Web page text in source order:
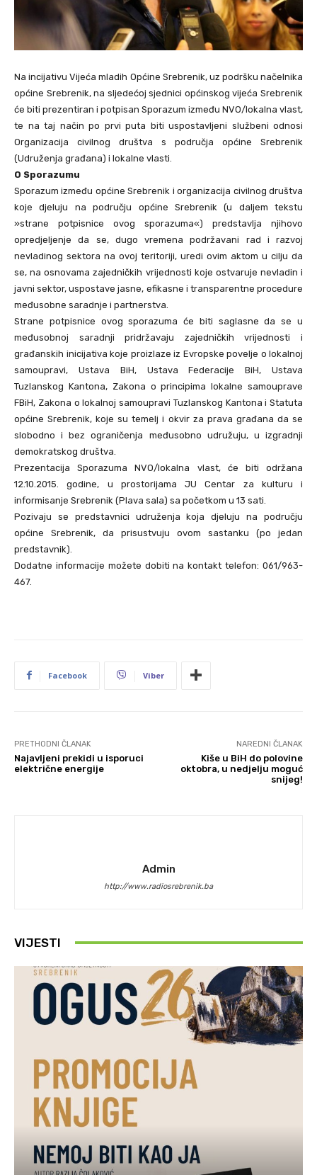
Na incijativu Vijeća mladih Općine Srebrenik, uz podršku načelnika
općine Srebrenik, na sljedećoj sjednici općinskog vijeća Srebrenik
će biti prezentiran i potpisan Sporazum između NVO/lokalna vlast,
te na taj način po prvi puta biti uspostavljeni službeni odnosi
Organizacija civilnog društva s područja općine Srebrenik
(Udruženja građana) i lokalne vlasti.
O Sporazumu
Sporazum između općine Srebrenik i organizacija civilnog društva
koje djeluju na području općine Srebrenik (u daljem tekstu
»strane potpisnice ovog sporazuma«) predstavlja njihovo
opredjeljenje da se, dugo vremena podržavani rad i razvoj
nevladinog sektora na ovoj teritoriji, uredi ovim aktom u cilju da
se, na osnovama zajedničkih vrijednosti koje ostvaruje nevladin i
javni sektor, uspostave jasne, efikasne i transparentne procedure
međusobne saradnje i partnerstva.
Strane potpisnice ovog sporazuma će biti saglasne da se u
međusobnoj saradnji pridržavaju zajedničkih vrijednosti i
građanskih inicijativa koje proizlaze iz Evropske povelje o lokalnoj
samoupravi, Ustava BiH, Ustava Federacije BiH, Ustava
Tuzlanskog Kantona, Zakona o principima lokalne samouprave
FBiH, Zakona o lokalnoj samoupravi Tuzlanskog Kantona i Statuta
općine Srebrenik, koje su temelj i okvir za prava građana da se
slobodno i bez ograničenja međusobno udružuju, u izgradnji
demokratskog društva.
Prezentacija Sporazuma NVO/lokalna vlast, će biti održana
12.10.2015. godine, u prostorijama JU Centar za kulturu i
informisanje Srebrenik (Plava sala) sa početkom u 13 sati.
Pozivaju se predstavnici udruženja koja djeluju na području
općine Srebrenik, da prisustvuju ovom sastanku (po jedan
predstavnik).
Dodatne informacije možete dobiti na kontakt telefon: 061/963-
467.
Facebook Viber
PRETHODNI ČLANAK
Najavljeni prekidi u isporuci
električne energije
NAREDNI ČLANAK
Kiše u BiH do polovine
oktobra, u nedjelju moguć
snijeg!
Admin
http://www.radiosrebrenik.ba
VIJESTI